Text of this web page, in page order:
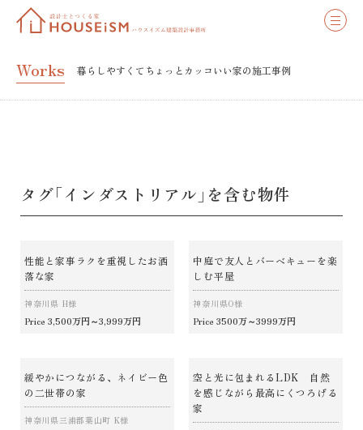
Works 暮らしやすくてちょっとカッコいい家の施工事例
タグ「インダストリアル」を含む物件
性能と家事ラクを重視したお洒
落な家
神奈川県 H様
Price 3,500万円～3,999万円
中庭で友人とバーベキューを楽
しむ平屋
神奈川県O様
Price3500万～3999万円
緩やかにつながる、ネイビー色
の二世帯の家
神奈川県三浦郡葉山町 K様
空と光に包まれるLDK 自然
を感じながら最高にくつろげる
家